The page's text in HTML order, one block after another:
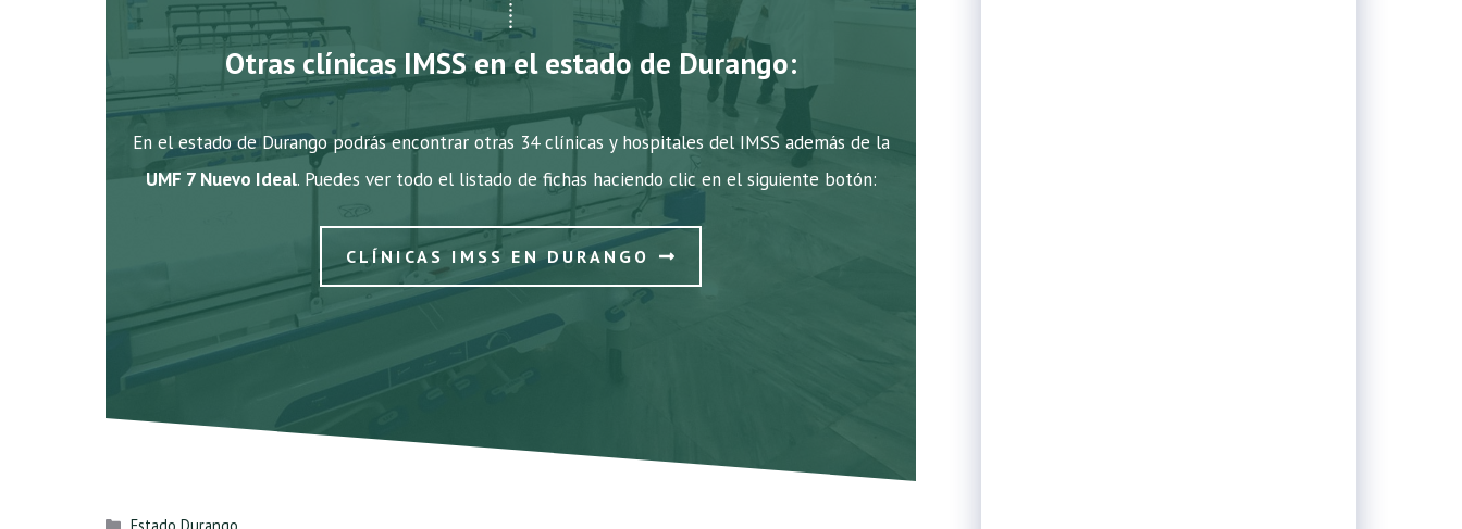
Otras clínicas IMSS en el estado de Durango:
En el estado de Durango podrás encontrar otras 34 clínicas y hospitales del IMSS además de la
UMF 7 Nuevo Ideal. Puedes ver todo el listado de fichas haciendo clic en el siguiente botón:
CLÍNICAS IMSS EN DURANGO
Categorías